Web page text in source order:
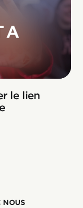
le lien
NOUS